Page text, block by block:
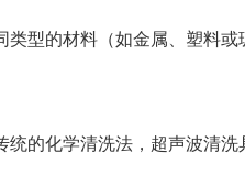
型的材料（如金属、塑料
的化学清洗法，超声波清洗